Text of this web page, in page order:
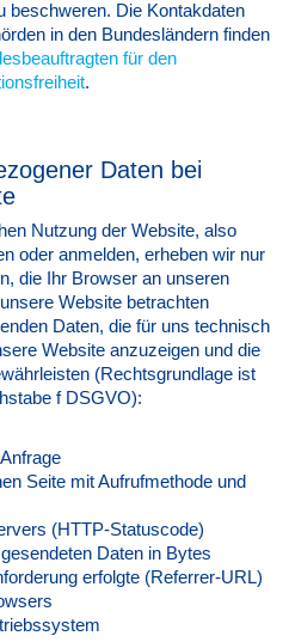
beschweren. Die Kontakdaten
in den Bundesländern finden
für den
.
Daten bei
Nutzung der Website, also
oder anmelden, erheben wir nur
die Ihr Browser an unseren
Website betrachten
Daten, die für uns technisch
Website anzuzeigen und die
(Rechtsgrundlage ist
f DSGVO):
Seite mit Aufrufmethode und
(HTTP-Statuscode)
Daten in Bytes
erfolgte (Referrer-URL)